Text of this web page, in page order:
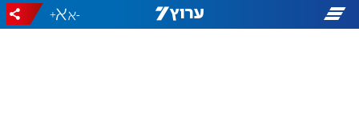
-
+